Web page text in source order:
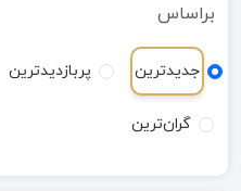
براساس
جدیدترین پربازدیدترین
گران‌ترین